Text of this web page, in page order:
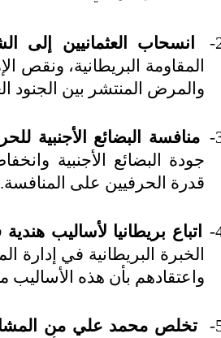
انسحاب العثمانيين إلى
المقاومة البريطانية، ونقص
والمرض المنتشر بين الجنود
منافسة البضائع الأجنبية
جودة البضائع الأجنبية
قدرة الحرفيين على المنافسة.
اتباع بريطانيا لأساليب
الخبرة البريطانية في إدارة
واعتقادهم بأن هذه الأساليب
تخلص محمد علي من